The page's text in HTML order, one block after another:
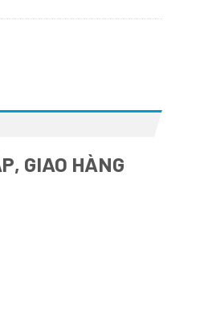
GIAO HÀNG